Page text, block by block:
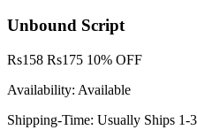
Unbound Script
Rs158 Rs175 10% OFF
Availability: Available
Shipping-Time: Usually Ships 1-